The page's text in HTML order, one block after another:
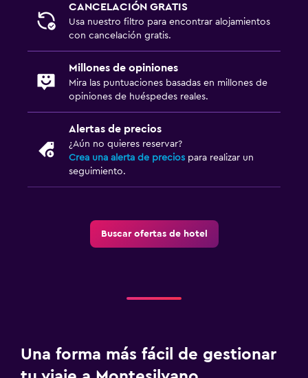
CANCELACIÓN GRATIS
Usa nuestro filtro para encontrar alojamientos
con cancelación gratis.
Millones de opiniones
Mira las puntuaciones basadas en millones de
opiniones de huéspedes reales.
Alertas de precios
¿Aún no quieres reservar?
Crea una alerta de precios para realizar un
seguimiento.
Buscar ofertas de hotel
Una forma más fácil de gestionar